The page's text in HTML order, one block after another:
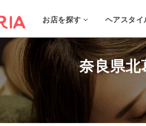
お店を探す ヘアスタイ
奈良県